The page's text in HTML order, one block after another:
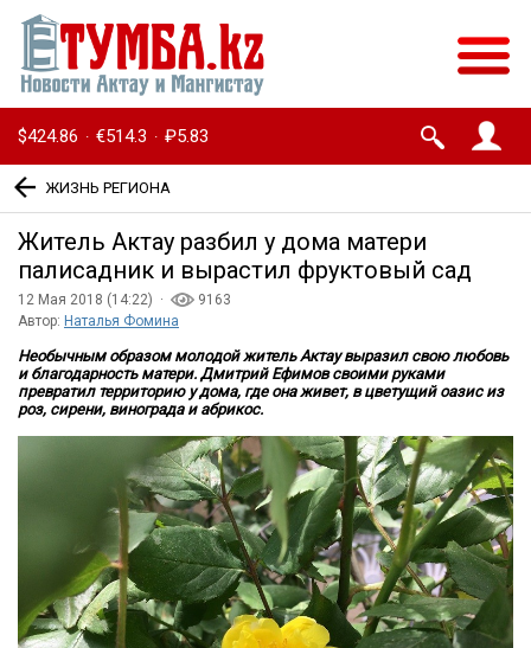
$424.86 · €514.3 · ₽5.83
ЖИЗНЬ РЕГИОНА
Житель Актау разбил у дома матери
палисадник и вырастил фруктовый сад
12 Мая 2018 (14:22) ·
9163
Автор: Наталья Фомина
Необычным образом молодой житель Актау выразил свою любовь
и благодарность матери. Дмитрий Ефимов своими руками
превратил территорию у дома, где она живет, в цветущий оазис из
роз, сирени, винограда и абрикос.